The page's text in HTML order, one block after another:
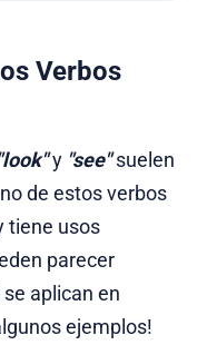
Verbos
"look"y "see"suelen
de estos verbos
tiene usos
parecer
aplican en
ejemplos!